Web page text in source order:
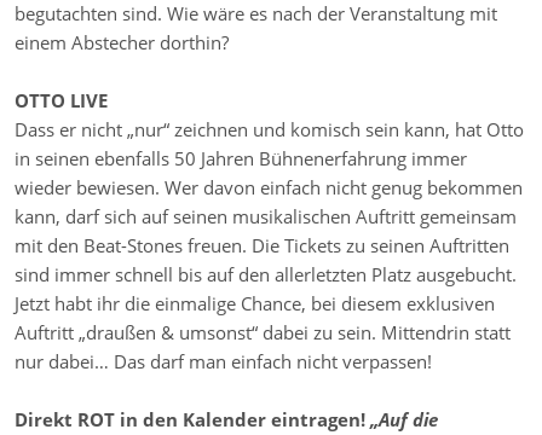
begutachten sind. Wie wäre es nach der Veranstaltung mit
einem Abstecher dorthin?
OTTO LIVE
Dass er nicht „nur“ zeichnen und komisch sein kann, hat Otto
in seinen ebenfalls 50 Jahren Bühnenerfahrung immer
wieder bewiesen. Wer davon einfach nicht genug bekommen
kann, darf sich auf seinen musikalischen Auftritt gemeinsam
mit den Beat-Stones freuen. Die Tickets zu seinen Auftritten
sind immer schnell bis auf den allerletzten Platz ausgebucht.
Jetzt habt ihr die einmalige Chance, bei diesem exklusiven
Auftritt „draußen & umsonst“ dabei zu sein. Mittendrin statt
nur dabei… Das darf man einfach nicht verpassen!
Direkt ROT in den Kalender eintragen! „Auf die